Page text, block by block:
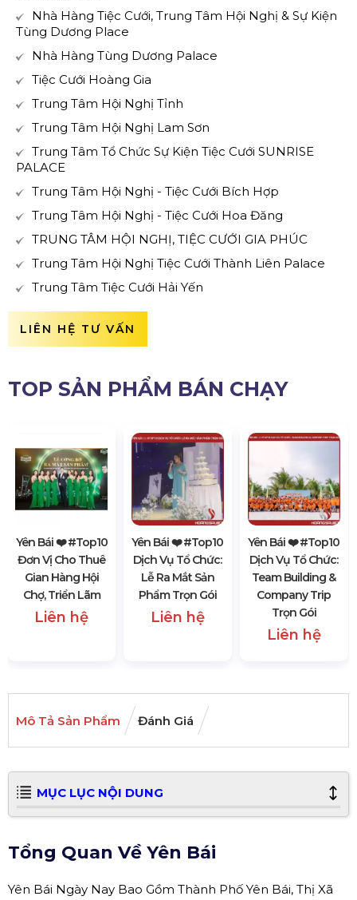
Nhà Hàng Tiệc Cưới, Trung Tâm Hội Nghị & Sự Kiện
Tùng Dương Place
Nhà Hàng Tùng Dương Palace
Tiệc Cưới Hoàng Gia
Trung Tâm Hội Nghị Tỉnh
Trung Tâm Hội Nghị Lam Sơn
Trung Tâm Tổ Chức Sự Kiện Tiệc Cưới SUNRISE
PALACE
Trung Tâm Hội Nghị - Tiệc Cưới Bích Hợp
Trung Tâm Hội Nghị - Tiệc Cưới Hoa Đăng
TRUNG TÂM HỘI NGHỊ, TIỆC CƯỚI GIA PHÚC
Trung Tâm Hội Nghị Tiệc Cưới Thành Liên Palace
Trung Tâm Tiệc Cưới Hải Yến
LIÊN HỆ TƯ VẤN
TOP SẢN PHẨM BÁN CHẠY
Yên Bái ❤️️ #top10
Đơn Vị Cho Thuê
Gian Hàng Hội
Chợ, Triển Lãm
Liên hệ
Yên Bái ❤️️ #top10
Dịch Vụ Tổ Chức:
Lễ Ra Mắt Sản
Phẩm Trọn Gói
Liên hệ
Yên Bái ❤️️ #top10
Dịch Vụ Tổ Chức:
Team Building &
Company Trip
Trọn Gói
Liên hệ
Mô Tả Sản Phẩm Đánh Giá
MỤC LỤC NỘI DUNG
Tổng Quan Về Yên Bái
Yên Bái Ngày Nay Bao Gồm Thành Phố Yên Bái, Thị Xã